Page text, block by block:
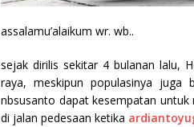
assalamu’alaikum wr. wb..
sejak dirilis sekitar 4 bulanan lalu,
raya, meskipun populasinya juga
nbsusanto dapat kesempatan
di jalan pedesaan ketika